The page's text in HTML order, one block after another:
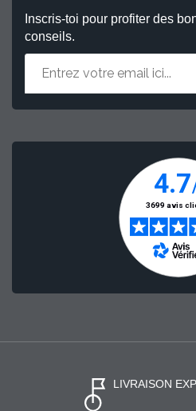
Inscris-toi pour profiter des
conseils.
LIVRAISON